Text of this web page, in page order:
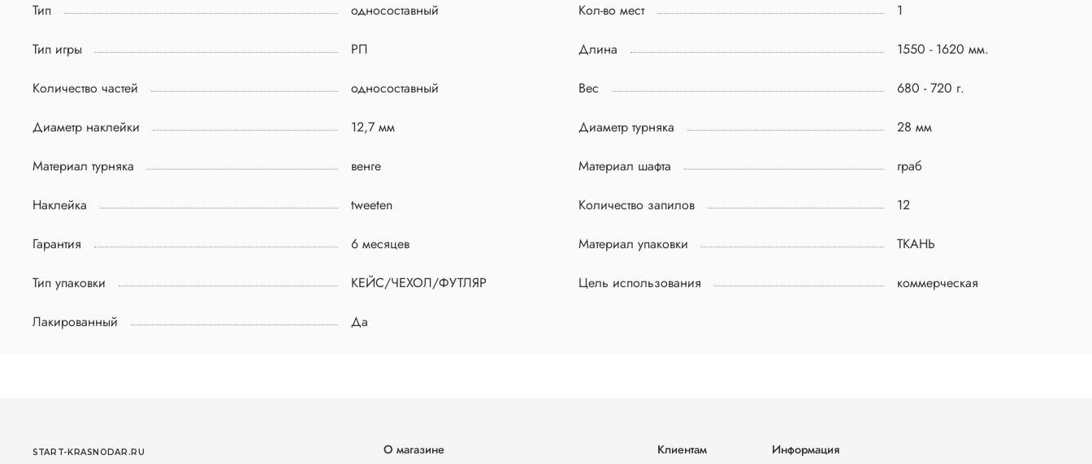
Тип односоставный Кол-во мест 1
Тип игры РП Длина 1550 - 1620 мм.
Количество частей односоставный Вес 680 - 720 г.
Диаметр наклейки 12,7 мм Диаметр турняка 28 мм
Материал турняка венге Материал шафта граб
Наклейка tweeten Количество запилов 12
Гарантия 6 месяцев Материал упаковки ТКАНЬ
Тип упаковки КЕЙС/ЧЕХОЛ/ФУТЛЯР Цель использования коммерческая
Лакированный Да
О магазине Клиентам Информация
START-KRASNODAR.RU